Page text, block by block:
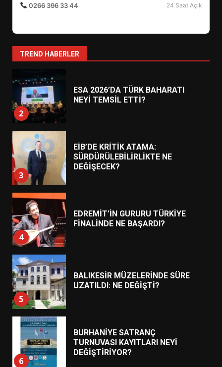
0266 396 33 44
24 Saat Açık
TREND HABERLER
1
HAREKETE GEÇİYOR: GÖZLER
2
ESA 2026’DA TÜRK BAHARATI
NEYİ TEMSİL ETTİ?
3
EİB’DE KRİTİK ATAMA:
SÜRDÜRÜLEBİLİRLİKTE NE
DEĞİŞECEK?
4
EDREMİT’İN GURURU TÜRKİYE
FİNALİNDE NE BAŞARDI?
5
BALIKESİR MÜZELERİNDE SÜRE
UZATILDI: NE DEĞİŞTİ?
6
BURHANİYE SATRANÇ
TURNUVASI KAYITLARI NEYİ
DEĞİŞTİRİYOR?